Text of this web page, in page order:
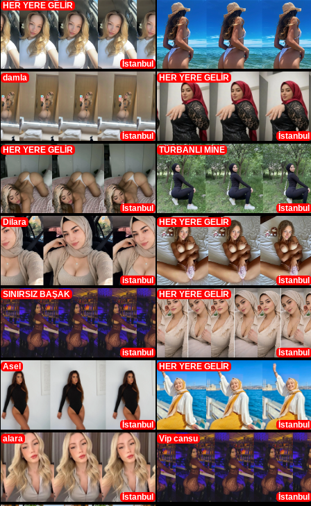
HER YERE GELİR
İstanbul
damla
İstanbul
HER YERE GELİR
İstanbul
HER YERE GELİR
İstanbul
TÜRBANLI MİNE
İstanbul
Dilara
istanbul
HER YERE GELİR
İstanbul
SINIRSIZ BAŞAK
istanbul
HER YERE GELİR
İstanbul
Asel
İstanbul
HER YERE GELİR
İstanbul
alara
İstanbul
Vip cansu
İstanbul